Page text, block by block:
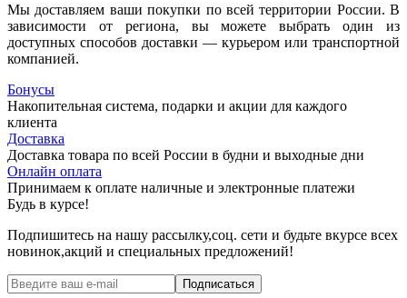
Мы доставляем ваши покупки по всей территории России. В
зависимости от региона, вы можете выбрать один из
доступных способов доставки — курьером или транспортной
компанией.
Бонусы
Накопительная система, подарки и акции для каждого
клиента
Доставка
Доставка товара по всей России в будни и выходные дни
Онлайн оплата
Принимаем к оплате наличные и электронные платежи
Будь в курсе!
Подпишитесь на нашу рассылку,соц. сети и будьте вкурсе всех
новинок,акций и специальных предложений!
Подписаться